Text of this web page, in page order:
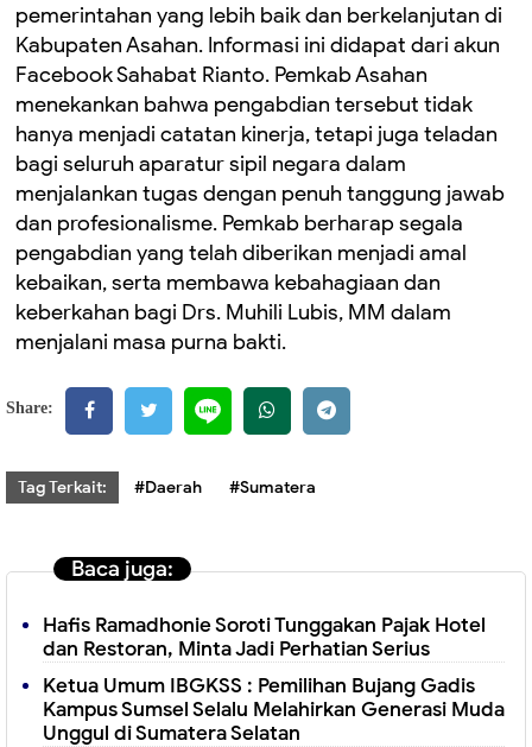
pemerintahan yang lebih baik dan berkelanjutan di
Kabupaten Asahan. Informasi ini didapat dari akun
Facebook Sahabat Rianto. Pemkab Asahan
menekankan bahwa pengabdian tersebut tidak
hanya menjadi catatan kinerja, tetapi juga teladan
bagi seluruh aparatur sipil negara dalam
menjalankan tugas dengan penuh tanggung jawab
dan profesionalisme. Pemkab berharap segala
pengabdian yang telah diberikan menjadi amal
kebaikan, serta membawa kebahagiaan dan
keberkahan bagi Drs. Muhili Lubis, MM dalam
menjalani masa purna bakti.
Share:
Tag Terkait: #Daerah #Sumatera
Baca juga:
Hafis Ramadhonie Soroti Tunggakan Pajak Hotel
dan Restoran, Minta Jadi Perhatian Serius
Ketua Umum IBGKSS : Pemilihan Bujang Gadis
Kampus Sumsel Selalu Melahirkan Generasi Muda
Unggul di Sumatera Selatan